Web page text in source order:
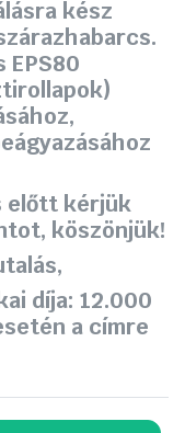
kész
EPS80
előtt kérjük
köszönjük!
díja: 12.000
a címre